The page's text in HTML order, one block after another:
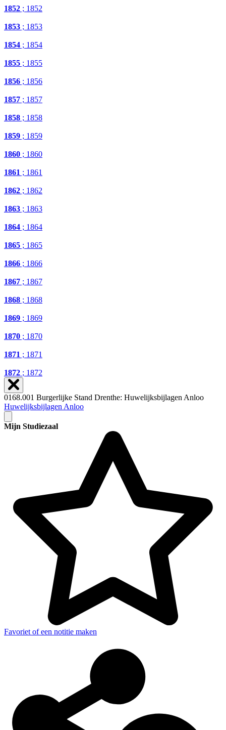
1852 ; 1852
1853 ; 1853
1854 ; 1854
1855 ; 1855
1856 ; 1856
1857 ; 1857
1858 ; 1858
1859 ; 1859
1860 ; 1860
1861 ; 1861
1862 ; 1862
1863 ; 1863
1864 ; 1864
1865 ; 1865
1866 ; 1866
1867 ; 1867
1868 ; 1868
1869 ; 1869
1870 ; 1870
1871 ; 1871
1872 ; 1872
0168.001 Burgerlijke Stand Drenthe: Huwelijksbijlagen Anloo
Huwelijksbijlagen Anloo
Mijn Studiezaal
Favoriet of een notitie maken